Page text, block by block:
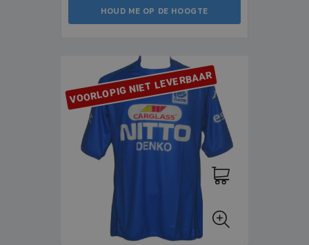
HOUD ME OP DE HOOGTE
VOORLOPIG NIET LEVERBAAR